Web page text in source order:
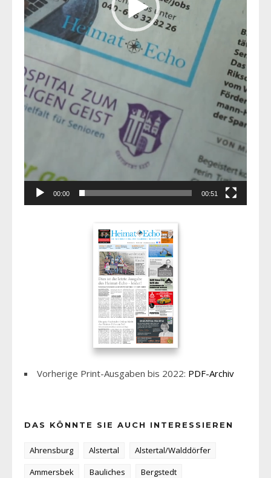
00:00 00:51
Vorherige Print-Ausgaben bis 2022: PDF-Archiv
DAS KÖNNTE SIE AUCH INTERESSIEREN
Ahrensburg Alstertal
Alstertal/Walddörfer
Ammersbek
Bauliches
Bergstedt